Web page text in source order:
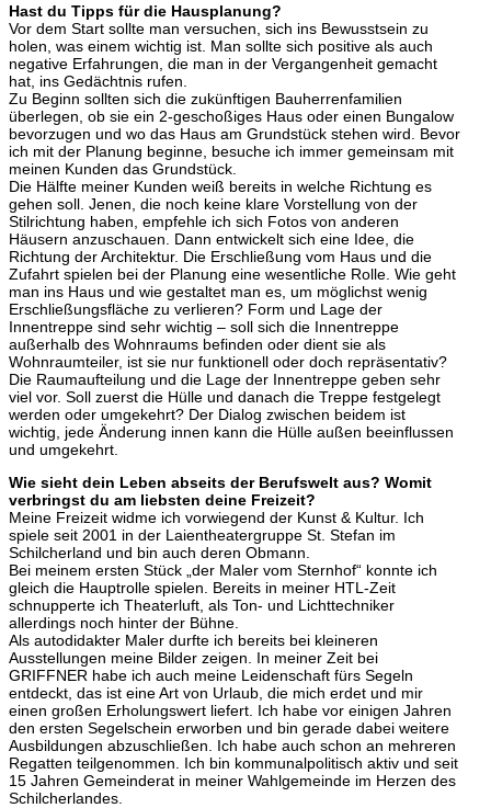
Hast du Tipps für die Hausplanung?
Vor dem Start sollte man versuchen, sich ins Bewusstsein zu
holen, was einem wichtig ist. Man sollte sich positive als auch
negative Erfahrungen, die man in der Vergangenheit gemacht
hat, ins Gedächtnis rufen.
Zu Beginn sollten sich die zukünftigen Bauherrenfamilien
überlegen, ob sie ein 2-geschoßiges Haus oder einen Bungalow
bevorzugen und wo das Haus am Grundstück stehen wird. Bevor
ich mit der Planung beginne, besuche ich immer gemeinsam mit
meinen Kunden das Grundstück.
Die Hälfte meiner Kunden weiß bereits in welche Richtung es
gehen soll. Jenen, die noch keine klare Vorstellung von der
Stilrichtung haben, empfehle ich sich Fotos von anderen
Häusern anzuschauen. Dann entwickelt sich eine Idee, die
Richtung der Architektur. Die Erschließung vom Haus und die
Zufahrt spielen bei der Planung eine wesentliche Rolle. Wie geht
man ins Haus und wie gestaltet man es, um möglichst wenig
Erschließungsfläche zu verlieren? Form und Lage der
Innentreppe sind sehr wichtig – soll sich die Innentreppe
außerhalb des Wohnraums befinden oder dient sie als
Wohnraumteiler, ist sie nur funktionell oder doch repräsentativ?
Die Raumaufteilung und die Lage der Innentreppe geben sehr
viel vor. Soll zuerst die Hülle und danach die Treppe festgelegt
werden oder umgekehrt? Der Dialog zwischen beidem ist
wichtig, jede Änderung innen kann die Hülle außen beeinflussen
und umgekehrt.
Wie sieht dein Leben abseits der Berufswelt aus? Womit
verbringst du am liebsten deine Freizeit?
Meine Freizeit widme ich vorwiegend der Kunst & Kultur. Ich
spiele seit 2001 in der Laientheatergruppe St. Stefan im
Schilcherland und bin auch deren Obmann.
Bei meinem ersten Stück „der Maler vom Sternhof“ konnte ich
gleich die Hauptrolle spielen. Bereits in meiner HTL-Zeit
schnupperte ich Theaterluft, als Ton- und Lichttechniker
allerdings noch hinter der Bühne.
Als autodidakter Maler durfte ich bereits bei kleineren
Ausstellungen meine Bilder zeigen. In meiner Zeit bei
GRIFFNER habe ich auch meine Leidenschaft fürs Segeln
entdeckt, das ist eine Art von Urlaub, die mich erdet und mir
einen großen Erholungswert liefert. Ich habe vor einigen Jahren
den ersten Segelschein erworben und bin gerade dabei weitere
Ausbildungen abzuschließen. Ich habe auch schon an mehreren
Regatten teilgenommen. Ich bin kommunalpolitisch aktiv und seit
15 Jahren Gemeinderat in meiner Wahlgemeinde im Herzen des
Schilcherlandes.